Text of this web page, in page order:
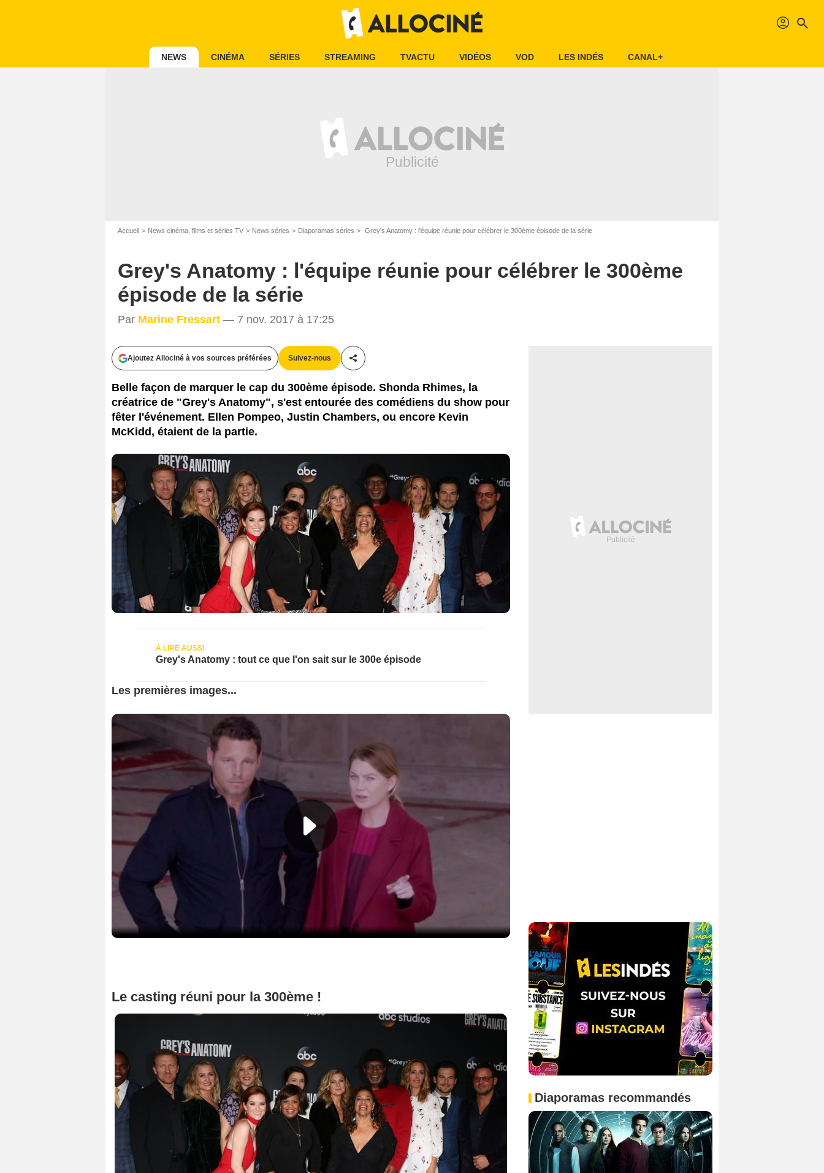
profil search
NEWS CINÉMA SÉRIES STREAMING TVACTU VIDÉOS VOD LES INDÉS CANAL+
Accueil News cinéma, films et séries TV News séries Diaporamas séries Grey's Anatomy : l'équipe réunie pour célébrer le 300ème épisode de la série
Grey's Anatomy : l'équipe réunie pour célébrer le 300ème
épisode de la série
Par Marine Fressart — 7 nov. 2017 à 17:25
Ajoutez Allociné à vos sources préférées Suivez-nous
Partager cet article
Belle façon de marquer le cap du 300ème épisode. Shonda Rhimes, la
créatrice de "Grey's Anatomy", s'est entourée des comédiens du show pour
fêter l'événement. Ellen Pompeo, Justin Chambers, ou encore Kevin
McKidd, étaient de la partie.
Grey's Anatomy : tout ce que l'on sait sur le 300e épisode
Les premières images...
Le casting réuni pour la 300ème !
Diaporamas recommandés